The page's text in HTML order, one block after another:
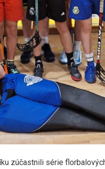
zúčastnili série